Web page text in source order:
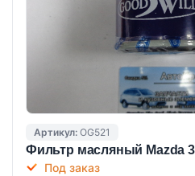
Артикул: OG521
Фильтр масляный Mazda 3
Под заказ